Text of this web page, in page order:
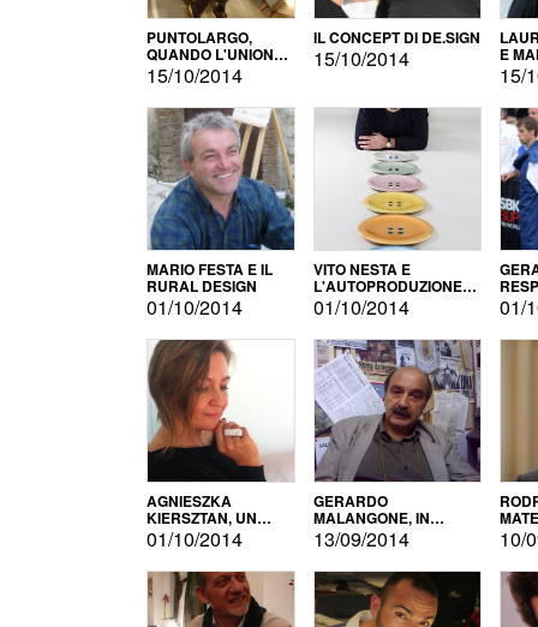
PUNTOLARGO,
QUANDO L'UNIONE
FA LA FORZA E
VINCE
15/10/2014
IL CONCEPT DI DE.SIGN
15/10/2014 E
15/
MARIO FESTA E IL
RURAL DESIGN
01/10/2014
VITO NESTA E
L'AUTOPRODUZIONE
COME RECUPERO DEI
SIMBOLI
01/10/2014 01/
AGNIESZKA
KIERSZTAN, UN
MODELLO DI
AUTOPRODUZIONE
01/10/2014
GERARDO
MALANGONE, IN
GIURIA PER IL
CONCORSO
LETTERARIO
13/09/2014 10/